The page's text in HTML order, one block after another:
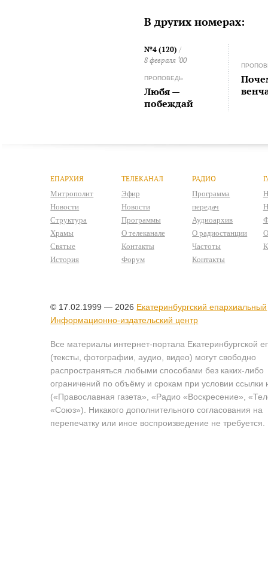
В других номерах:
№4 (120) /
8 февраля ‘00
ПРОПОВЕДЬ
Любя —
побеждай
ЕПАРХИЯ
Митрополит
Новости
Структура
Храмы
Святые
История
ТЕЛЕКАНАЛ
Эфир
Новости
Программы
О телеканале
Контакты
Форум
РАДИО
Программа
передач
Аудиоархив
О радиостанции
Частоты
Контакты
© 17.02.1999 — 2026 Екатеринбургский епархиальный
Информационно-издательский центр
Все материалы интернет-портала Екатеринбургской
(тексты, фотографии, аудио, видео) могут свободно
распространяться любыми способами без каких-либо
ограничений по объёму и срокам при условии ссылки
(«Православная газета», «Радио «Воскресение»,
«Союз»). Никакого дополнительного согласования на
перепечатку или иное воспроизведение не требуется.